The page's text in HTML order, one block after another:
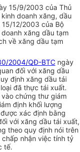
15/9/2003 của Thủ
doanh xăng, dầu
12/2003 của Bộ
xăng dầu tạm
về xăng dầu tạm
2004/QĐ-BTC ngày
đối với xăng dầu
định xăng dầu tái
đã thực tái xuất.
chứng thư giám
định khối lượng
xác định bằng
với xăng dầu tái xuất,
theo quy định nói trên
nhận việc tính tỷ
tế.